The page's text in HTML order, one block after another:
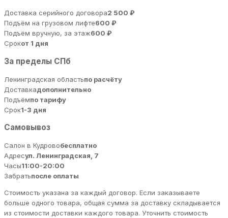
Доставка серийного договора2 500 ₽
Подъём на грузовом лифте600 ₽
Подъём вручную, за этаж600 ₽
Срокот 1 дня
За пределы СПб
Ленинградская областьпо расчёту
Доставкадополнительно
Подъёмпо тарифу
Срок1-3 дня
Самовывоз
Салон в Кудровобесплатно
Адресул. Ленинградская, 7
Часы11:00-20:00
Забратьпосле оплаты
Стоимость указана за каждый договор. Если заказываете
больше одного товара, общая сумма за доставку складывается
из стоимости доставки каждого товара. Уточнить стоимость